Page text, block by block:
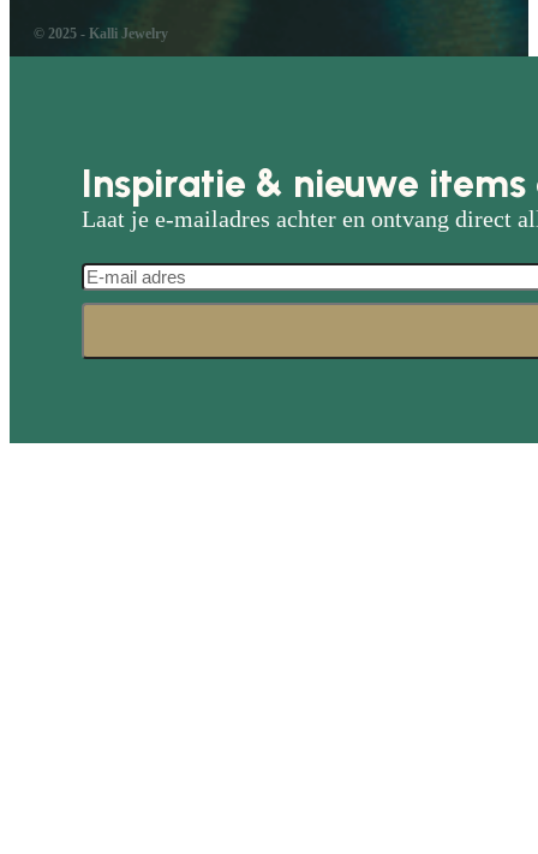
© 2025 - Kalli Jewelry
Inspiratie & nieuwe
Laat je e-mailadres achter en ontvang direct